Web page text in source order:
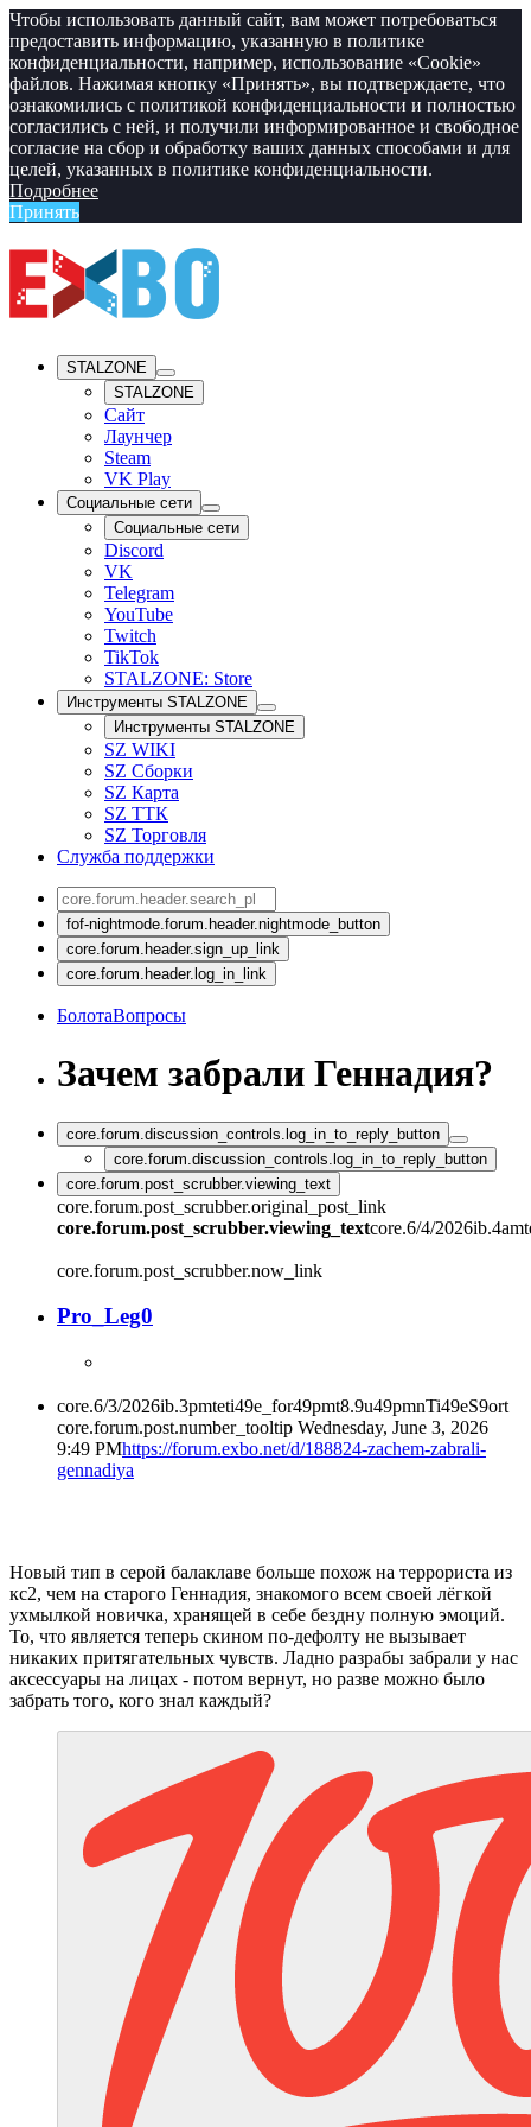
Чтобы использовать данный сайт, вам может потребоваться
предоставить информацию, указанную в политике
конфиденциальности, например, использование «Cookie»‎
файлов. Нажимая кнопку «Принять», вы подтверждаете, что
ознакомились с политикой конфиденциальности и полностью
согласились с ней, и получили информированное и свободное
согласие на сбор и обработку ваших данных способами и для
целей, указанных в политике конфиденциальности.
Подробнее
Принять
STALZONE
STALZONE
Сайт
Лаунчер
Steam
VK Play
Социальные сети
Социальные сети
Discord
VK
Telegram
YouTube
Twitch
TikTok
STALZONE: Store
Инструменты STALZONE
Инструменты STALZONE
SZ WIKI
SZ Сборки
SZ Карта
SZ ТТК
SZ Торговля
Служба поддержки
fof-nightmode.forum.header.nightmode_button
core.forum.header.sign_up_link
core.forum.header.log_in_link
БолотаВопросы
Зачем забрали Геннадия?
core.forum.discussion_controls.log_in_to_reply_button
core.forum.discussion_controls.log_in_to_reply_button
core.forum.post_scrubber.viewing_text
core.forum.post_scrubber.original_post_link
core.forum.post_scrubber.viewing_textcore.6/4/
core.forum.post_scrubber.now_link
Pro_Leg0
core.6/3/2026ib.3pmteti49e_for49pmt8.9u49pmnTi49eS9ort
core.forum.post.number_tooltip Wednesday, June 3, 2026
9:49 PMhttps://forum.exbo.net/d/188824-zachem-zabrali-
gennadiya
Новый тип в серой балаклаве больше похож на террориста из
кс2, чем на старого Геннадия, знакомого всем своей лёгкой
ухмылкой новичка, хранящей в себе бездну полную эмоций.
То, что является теперь скином по-дефолту не вызывает
никаких притягательных чувств. Ладно разрабы забрали у нас
аксессуары на лицах - потом вернут, но разве можно было
забрать того, кого знал каждый?